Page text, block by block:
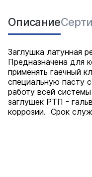
Описание
Заглушка латунная
Предназначена для
применять гаечный
специальную пасту
работу всей
заглушек РТП -
коррозии. Срок